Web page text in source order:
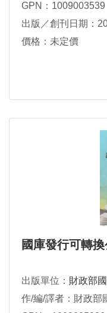
GPN：1009003539
出版／創刊日期：
價格：未定價
國庫發行可轉
出版單位： 財政部
作/編/譯者：財政部